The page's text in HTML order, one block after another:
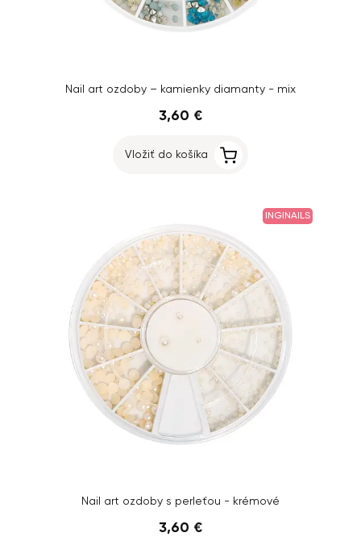
Nail art ozdoby – kamienky diamanty - mix
3,60 €
Vložiť do košíka
INGINAILS
Nail art ozdoby s perleťou - krémové
3,60 €